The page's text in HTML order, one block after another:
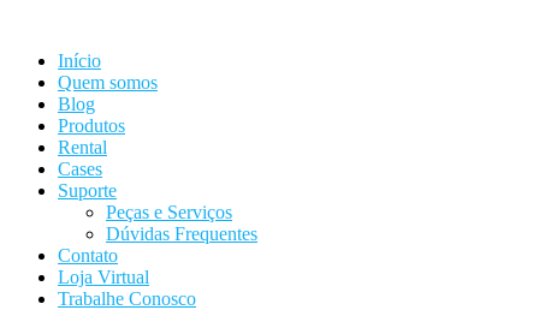
conteúdo
Início
Quem somos
Blog
Produtos
Rental
Cases
Suporte
Peças e Serviços
Dúvidas Frequentes
Contato
Loja Virtual
Trabalhe Conosco